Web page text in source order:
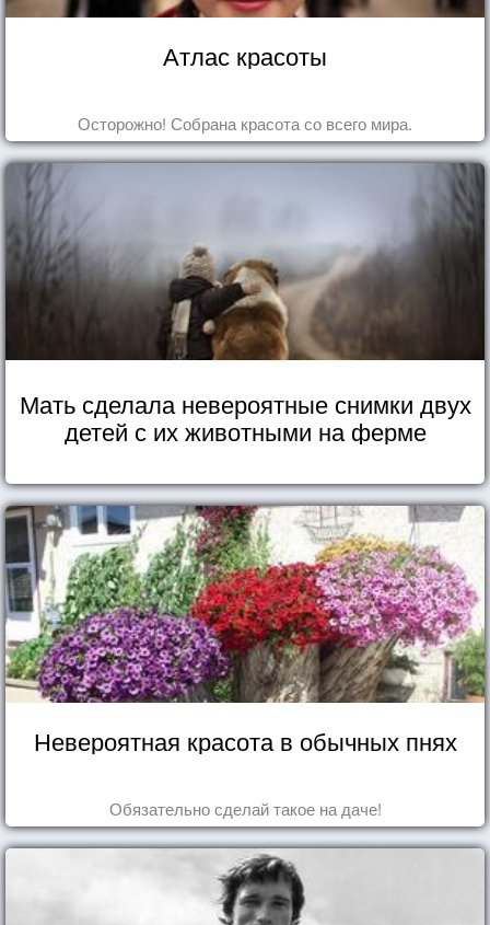
Атлас красоты
Осторожно! Собрана красота со всего мира.
Мать сделала невероятные снимки двух
детей с их животными на ферме
Невероятная красота в обычных пнях
Обязательно сделай такое на даче!